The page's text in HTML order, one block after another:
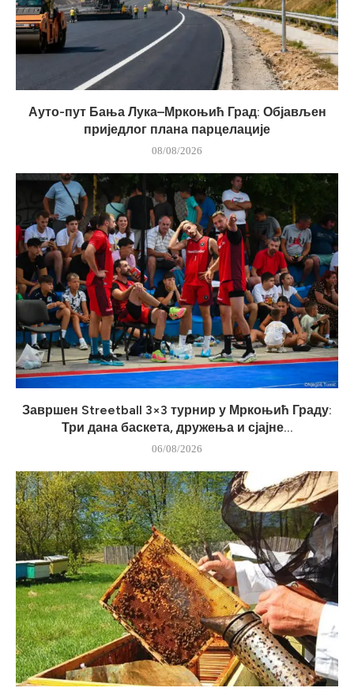
Ауто-пут Бања Лука–Мркоњић Град: Објављен
приједлог плана парцелације
08/08/2026
Завршен Streetball 3×3 турнир у Мркоњић Граду:
Три дана баскета, дружења и сјајне...
06/08/2026